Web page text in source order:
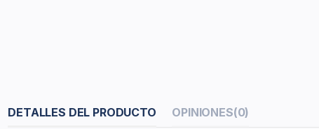
DETALLES DEL PRODUCTO OPINIONES(0)